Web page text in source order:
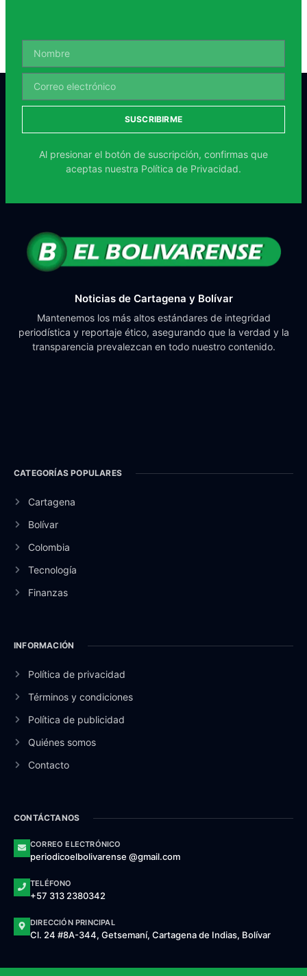
SUSCRIBIRME
Al presionar el botón de suscripción, confirmas que
aceptas nuestra Política de Privacidad.
Noticias de Cartagena y Bolívar
Mantenemos los más altos estándares de integridad
periodística y reportaje ético, asegurando que la verdad y la
transparencia prevalezcan en todo nuestro contenido.
CATEGORÍAS POPULARES
Cartagena
Bolívar
Colombia
Tecnología
Finanzas
INFORMACIÓN
Política de privacidad
Términos y condiciones
Política de publicidad
Quiénes somos
Contacto
CONTÁCTANOS
CORREO ELECTRÓNICO
periodicoelbolivarense @gmail.com
TELÉFONO
+57 313 2380342
DIRECCIÓN PRINCIPAL
Cl. 24 #8A-344, Getsemaní, Cartagena de Indias, Bolívar